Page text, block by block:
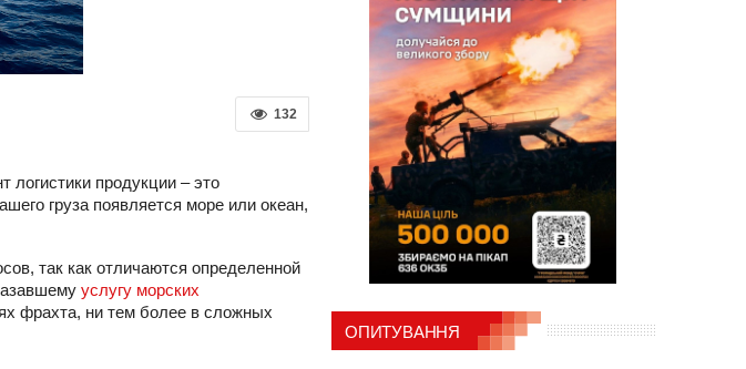
132
логистики продукции – это
груза появляется море или океан,
так как отличаются определенной
услугу морских
фрахта, ни тем более в сложных
ОПИТУВАННЯ